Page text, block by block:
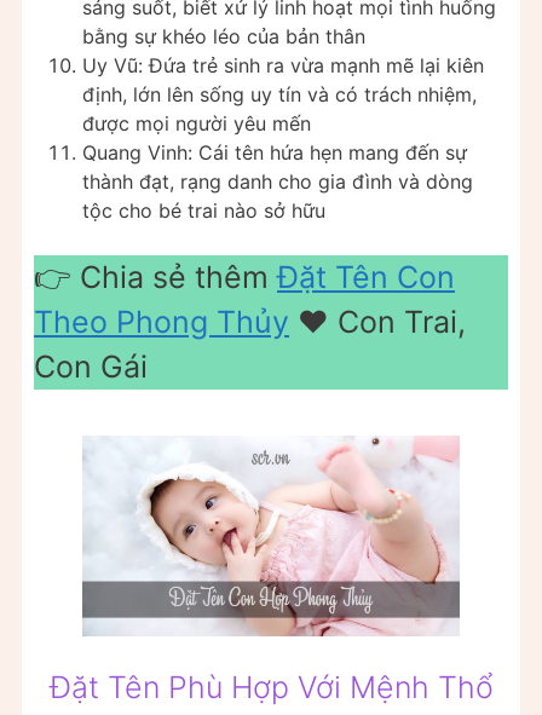
sáng suốt, biết xử lý linh hoạt mọi tình huống
bằng sự khéo léo của bản thân
Uy Vũ: Đứa trẻ sinh ra vừa mạnh mẽ lại kiên
định, lớn lên sống uy tín và có trách nhiệm,
được mọi người yêu mến
Quang Vinh: Cái tên hứa hẹn mang đến sự
thành đạt, rạng danh cho gia đình và dòng
tộc cho bé trai nào sở hữu
👉 Chia sẻ thêmĐặt Tên Con
Theo Phong Thủy ❤️️ Con Trai,
Con Gái
Đặt Tên Phù Hợp Với Mệnh Thổ